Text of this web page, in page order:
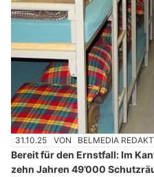
31.10.25 VON BELMEDIA
Bereit für den Ernstfall: Im
zehn Jahren 49’000